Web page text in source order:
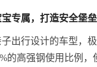
专属，打造安全堡垒
出行设计的车型，
的高强钢使用比例